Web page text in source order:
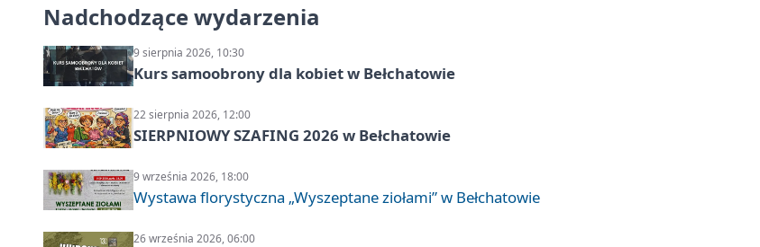
Nadchodzące wydarzenia
9 sierpnia 2026, 10:30
Kurs samoobrony dla kobiet w Bełchatowie
22 sierpnia 2026, 12:00
SIERPNIOWY SZAFING 2026 w Bełchatowie
9 września 2026, 18:00
Wystawa florystyczna „Wyszeptane ziołami” w Bełchatowie
26 września 2026, 06:00